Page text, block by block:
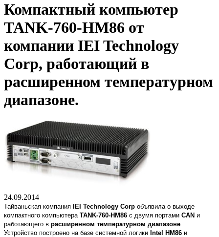
Компактный компьютер
TANK-760-HM86 от
компании IEI Technology
Corp, работающий в
расширенном температурном
диапазоне.
24.09.2014
Тайваньская компания IEI Technology Corp объявила о выходе
компактного компьютера TANK-760-HM86 с двумя портами CAN и
работающего в расширенном температурном диапазоне
Устройство построено на базе системной логики Intel HM86 и